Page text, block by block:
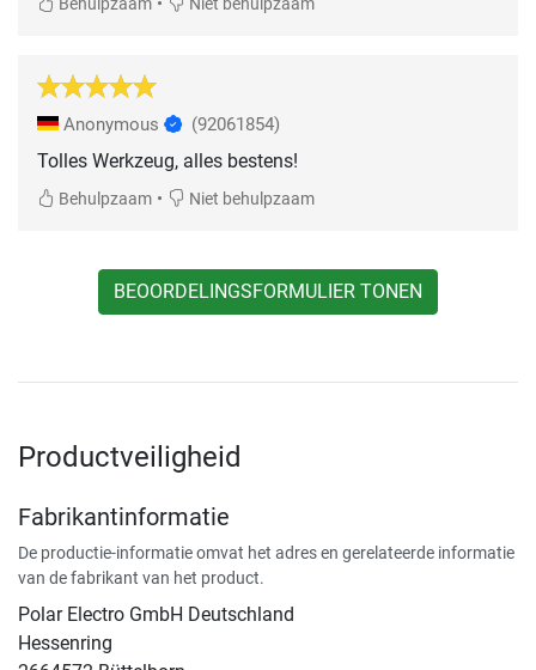
Behulpzaam Niet behulpzaam
Anonymous (92061854)
Tolles Werkzeug, alles bestens!
Behulpzaam • Niet behulpzaam
BEOORDELINGSFORMULIER TONEN
Productveiligheid
Fabrikantinformatie
De productie-informatie omvat het adres en gerelateerde informatie
van de fabrikant van het product.
Polar Electro GmbH Deutschland
Hessenring